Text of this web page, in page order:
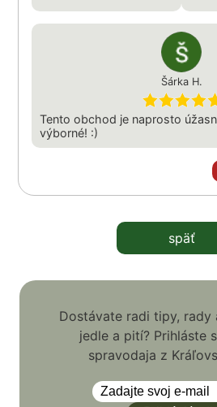
Šárka H.
Tento obchod je naprosto
výborné! :)
späť
Dostávate radi tipy, rady
jedle a pití? Prihláste
spravodaja z